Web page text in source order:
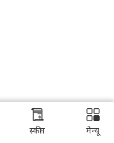
स्कीम मेन्यू